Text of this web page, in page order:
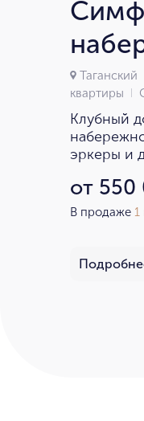
Таганский
квартиры
Клубный
эркеры и
от 550
В продаже 1